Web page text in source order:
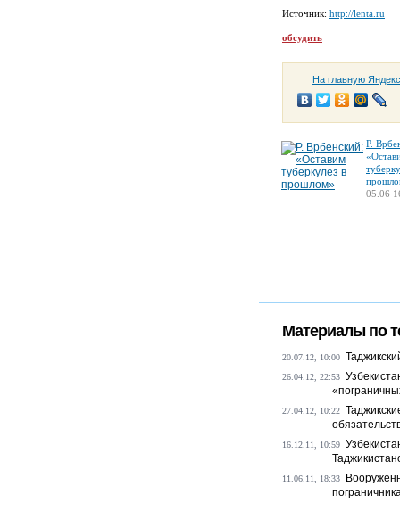
Источник: http://lenta.ru
обсудить
На главную
Р.
05.06
Материалы по
20.07.12, 10:00
26.04.12, 22:53
27.04.12, 10:22
16.12.11, 10:59
11.06.11, 18:33